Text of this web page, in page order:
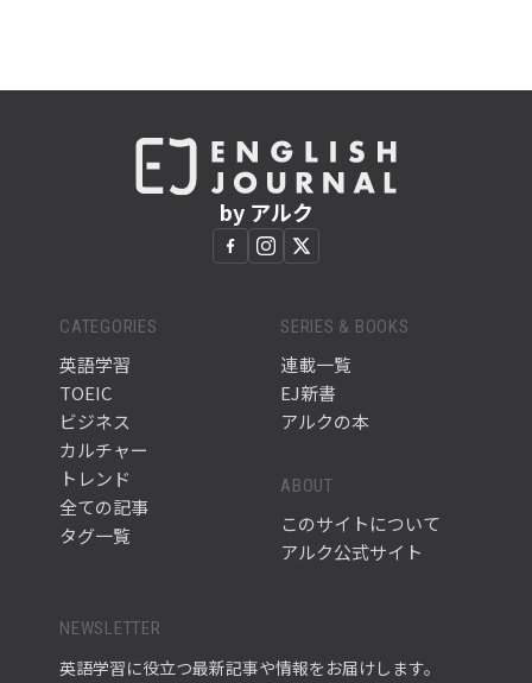
by アルク
CATEGORIES
英語学習
TOEIC
ビジネス
カルチャー
トレンド
全ての記事
タグ一覧
SERIES & BOOKS
連載一覧
EJ新書
アルクの本
ABOUT
このサイトについて
アルク公式サイト
NEWSLETTER
英語学習に役立つ最新記事や情報をお届けします。